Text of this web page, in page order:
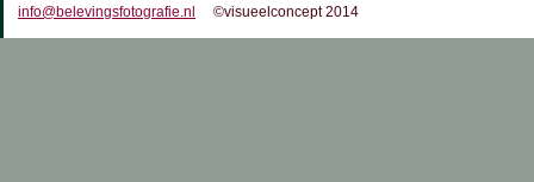
info@belevingsfotografie.nl ©visueelconcept 2014